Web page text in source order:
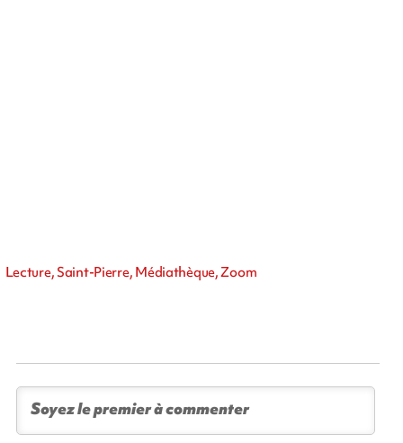
Lecture, Saint-Pierre, Médiathèque, Zoom